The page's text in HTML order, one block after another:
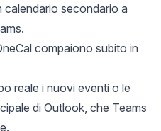
secondario a
compaiono subito in
reale i nuovi eventi o le
di Outlook, che Teams